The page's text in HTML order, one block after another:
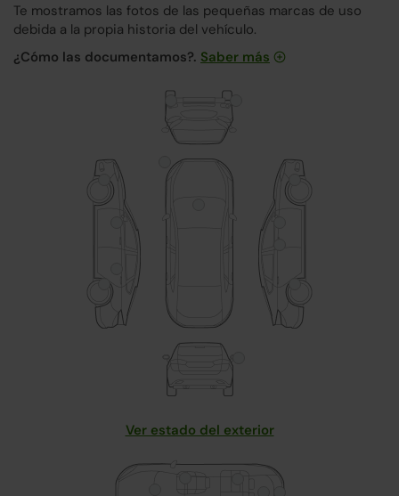
Te mostramos las fotos de las pequeñas marcas de uso
debida a la propia historia del vehículo.
¿Cómo las documentamos?. Saber más
Ver estado del exterior